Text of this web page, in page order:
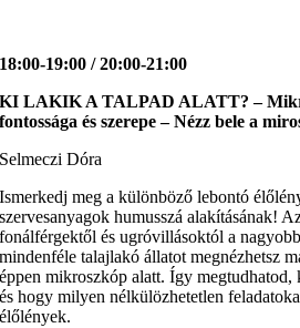
18:00-19:00 / 20:00-21:00
KI LAKIK A TALPAD ALATT? –
fontossága és szerepe – Nézz bele a
Selmeczi Dóra
Ismerkedj meg a különböző lebontó
szervesanyagok humusszá alakításának!
fonálférgektől és ugróvillásoktól a
mindenféle talajlakó állatot megnézhetsz
éppen mikroszkóp alatt. Így megtudhatod,
és hogy milyen nélkülözhetetlen
élőlények.